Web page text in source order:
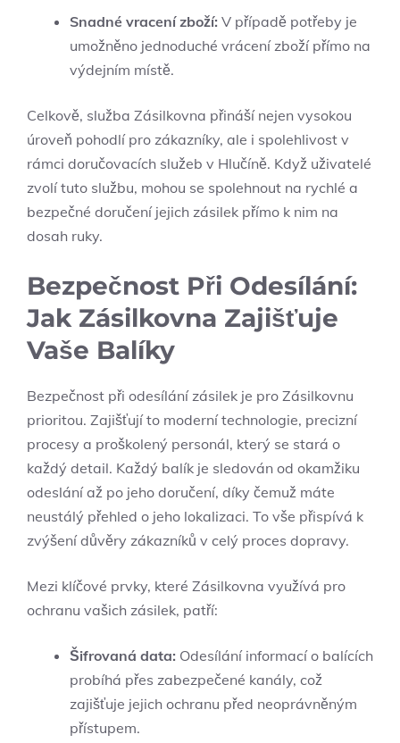
Snadné vracení zboží: V případě potřeby je
umožněno jednoduché vrácení zboží přímo na
výdejním místě.
Celkově, služba Zásilkovna přináší nejen vysokou
úroveň pohodlí pro zákazníky, ale i spolehlivost v
rámci doručovacích služeb v Hlučíně. Když uživatelé
zvolí tuto službu, mohou se spolehnout na rychlé a
bezpečné doručení jejich zásilek přímo k nim na
dosah ruky.
Bezpečnost Při Odesílání:
Jak Zásilkovna Zajišťuje
Vaše Balíky
Bezpečnost při odesílání zásilek je pro Zásilkovnu
prioritou. Zajišťují to moderní technologie, precizní
procesy a proškolený personál, který se stará o
každý detail. Každý balík je sledován od okamžiku
odeslání až po jeho doručení, díky čemuž máte
neustálý přehled o jeho lokalizaci. To vše přispívá k
zvýšení důvěry zákazníků v celý proces dopravy.
Mezi klíčové prvky, které Zásilkovna využívá pro
ochranu vašich zásilek, patří:
Šifrovaná data: Odesílání informací o balících
probíhá přes zabezpečené kanály, což
zajišťuje jejich ochranu před neoprávněným
přístupem.